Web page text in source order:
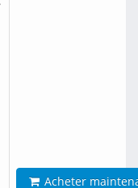
Acheter